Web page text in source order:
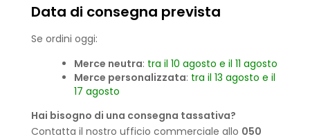
Data di consegna prevista
Se ordini oggi:
Merce neutra: tra il 10 agosto e il 11 agosto
Merce personalizzata: tra il 13 agosto e il
17 agosto
Hai bisogno di una consegna tassativa?
Contatta il nostro ufficio commerciale allo 050